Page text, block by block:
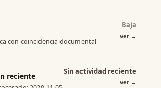
con coincidencia documental
Baja
ver →
reciente Sin actividad reciente
ver →